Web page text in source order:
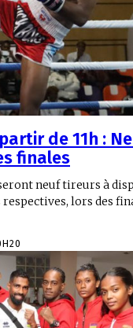
de 11h :
finales
neuf tireurs à
lors des